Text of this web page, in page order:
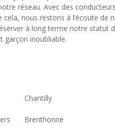
réseau. Avec des
nous restons à l’écoute
à long terme notre statut
garçon inoubliable.
Chantilly
Brenthonne